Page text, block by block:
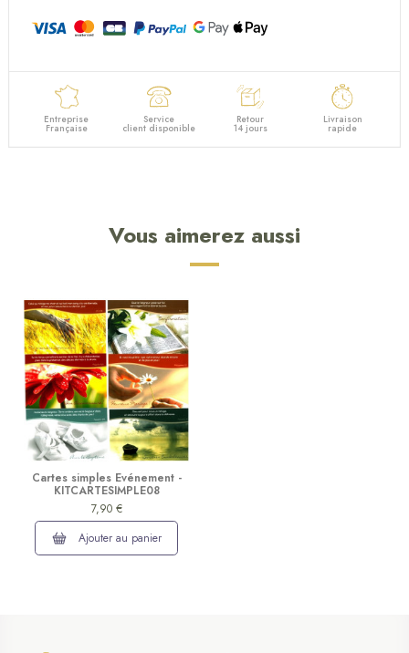
Entreprise
Française
Service
client disponible
Retour
14 jours
Livraison
rapide
Vous aimerez aussi
Cartes simples Evénement -
KITCARTESIMPLE08
7,90 €
Ajouter au panier